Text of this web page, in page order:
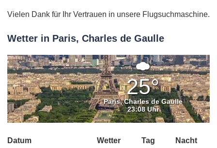
Vielen Dank für Ihr Vertrauen in unsere Flugsuchmaschine.
Wetter in Paris, Charles de Gaulle
Ein
paar
Wolken
25°
Paris, Charles de Gaulle
23:08 Uhr
Datum Wetter Tag Nacht